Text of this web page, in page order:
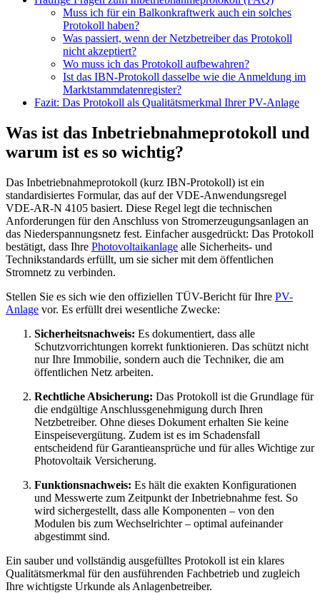
Muss ich für ein Balkonkraftwerk auch ein solches
Protokoll haben?
Was passiert, wenn der Netzbetreiber das Protokoll
nicht akzeptiert?
Wo muss ich das Protokoll aufbewahren?
Ist das IBN-Protokoll dasselbe wie die Anmeldung im
Marktstammdatenregister?
Fazit: Das Protokoll als Qualitätsmerkmal Ihrer PV-Anlage
Was ist das Inbetriebnahmeprotokoll und
warum ist es so wichtig?
Das Inbetriebnahmeprotokoll (kurz IBN-Protokoll) ist ein
standardisiertes Formular, das auf der VDE-Anwendungsregel
VDE-AR-N 4105 basiert. Diese Regel legt die technischen
Anforderungen für den Anschluss von Stromerzeugungsanlagen an
das Niederspannungsnetz fest. Einfacher ausgedrückt: Das Protokoll
bestätigt, dass Ihre Photovoltaikanlage alle Sicherheits- und
Technikstandards erfüllt, um sie sicher mit dem öffentlichen
Stromnetz zu verbinden.
Stellen Sie es sich wie den offiziellen TÜV-Bericht für Ihre PV-
Anlage vor. Es erfüllt drei wesentliche Zwecke:
Sicherheitsnachweis: Es dokumentiert, dass alle
Schutzvorrichtungen korrekt funktionieren. Das schützt nicht
nur Ihre Immobilie, sondern auch die Techniker, die am
öffentlichen Netz arbeiten.
Rechtliche Absicherung: Das Protokoll ist die Grundlage für
die endgültige Anschlussgenehmigung durch Ihren
Netzbetreiber. Ohne dieses Dokument erhalten Sie keine
Einspeisevergütung. Zudem ist es im Schadensfall
entscheidend für Garantieansprüche und für alles Wichtige zur
Photovoltaik Versicherung.
Funktionsnachweis: Es hält die exakten Konfigurationen
und Messwerte zum Zeitpunkt der Inbetriebnahme fest. So
wird sichergestellt, dass alle Komponenten – von den
Modulen bis zum Wechselrichter – optimal aufeinander
abgestimmt sind.
Ein sauber und vollständig ausgefülltes Protokoll ist ein klares
Qualitätsmerkmal für den ausführenden Fachbetrieb und zugleich
Ihre wichtigste Urkunde als Anlagenbetreiber.